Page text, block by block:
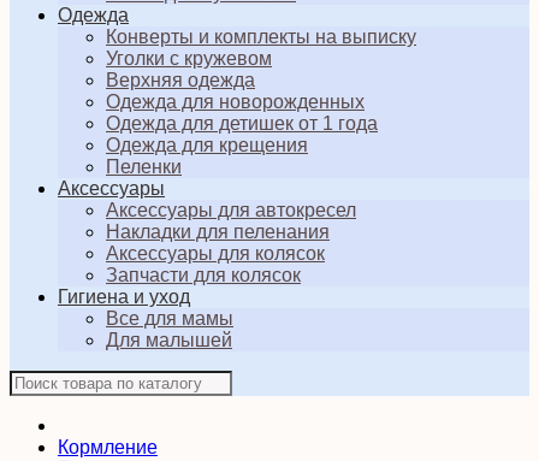
Одежда
Конверты и комплекты на выписку
Уголки с кружевом
Верхняя одежда
Одежда для новорожденных
Одежда для детишек от 1 года
Одежда для крещения
Пеленки
Аксессуары
Аксессуары для автокресел
Накладки для пеленания
Аксессуары для колясок
Запчасти для колясок
Гигиена и уход
Все для мамы
Для малышей
Кормление